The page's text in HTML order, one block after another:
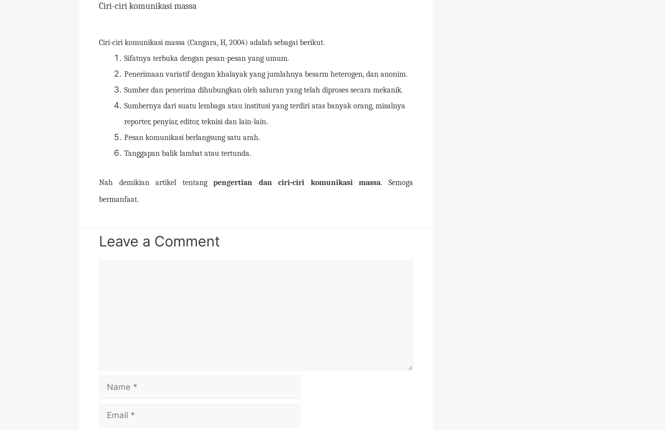
Ciri-ciri komunikasi massa
Ciri-ciri komunikasi massa (Cangara, H, 2004) adalah sebagai berikut.
Sifatnya terbuka dengan pesan-pesan yang umum.
Penerimaan variatif dengan khalayak yang jumlahnya besarm heterogen, dan anonim.
Sumber dan penerima dihubungkan oleh saluran yang telah diproses secara mekanik.
Sumbernya dari suatu lembaga atau institusi yang terdiri atas banyak orang, misalnya
reporter, penyiar, editor, teknisi dan lain-lain.
Pesan komunikasi berlangsung satu arah.
Tanggapan balik lambat atau tertunda.
Nah demikian artikel tentangpengertian dan ciri-ciri komunikasi massa. Semoga
bermanfaat.
Leave a Comment
Name
Email